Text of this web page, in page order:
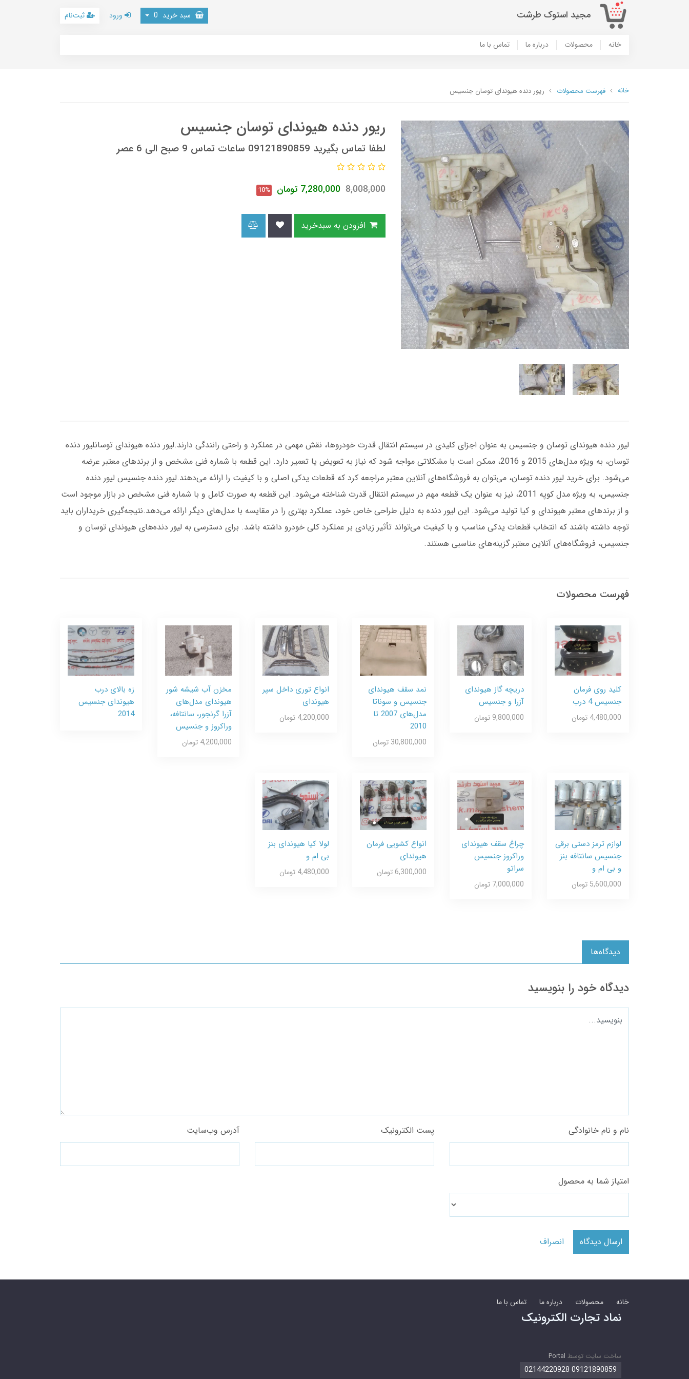
مجید استوک طرشت سبد خرید 0 ورود ثبت‌نام
خانه محصولات درباره ما تماس با ما
خانه فهرست محصولات ریور دنده هیوندای توسان جنسیس
ریور دنده هیوندای توسان جنسیس
لطفا تماس بگیرید 09121890859 ساعات تماس 9 صبح الی 6 عصر
8,008,000
7,280,000 تومان 10%
لیور دنده هیوندای توسان و جنسیس به عنوان اجزای کلیدی در سیستم انتقال قدرت خودروها، نقش مهمی در عملکرد و راحتی رانندگی دارند.لیور دنده هیوندای توسانلیور دنده
توسان، به ویژه مدل‌های 2015 و 2016، ممکن است با مشکلاتی مواجه شود که نیاز به تعویض یا تعمیر دارد. این قطعه با شماره فنی مشخص و از برندهای معتبر عرضه
می‌شود. برای خرید لیور دنده توسان، می‌توان به فروشگاه‌های آنلاین معتبر مراجعه کرد که قطعات یدکی اصلی و با کیفیت را ارائه می‌دهند.لیور دنده جنسیس لیور دنده
جنسیس، به ویژه مدل کوپه 2011، نیز به عنوان یک قطعه مهم در سیستم انتقال قدرت شناخته می‌شود. این قطعه به صورت کامل و با شماره فنی مشخص در بازار موجود است
و از برندهای معتبر هیوندای و کیا تولید می‌شود. این لیور دنده به دلیل طراحی خاص خود، عملکرد بهتری را در مقایسه با مدل‌های دیگر ارائه می‌دهد.نتیجه‌گیری خریداران باید
توجه داشته باشند که انتخاب قطعات یدکی مناسب و با کیفیت می‌تواند تأثیر زیادی بر عملکرد کلی خودرو داشته باشد. برای دسترسی به لیور دنده‌های هیوندای توسان و
جنسیس، فروشگاه‌های آنلاین معتبر گزینه‌های مناسبی هستند.
فهرست محصولات
کلید روی فرمان
جنسیس 4 درب
4,480,000 تومان
دریچه گاز هیوندای
آزرا و جنسیس
9,800,000 تومان
نمد سقف هیوندای
جنسیس و سوناتا
مدل‌های 2007 تا
2010
30,800,000 تومان
انواع توری داخل سپر
هیوندای
4,200,000 تومان
مخزن آب شیشه شور
هیوندای مدل‌های
آزرا گرنجور، سانتافه،
وراکروز و جنسیس
4,200,000 تومان
زه بالای درب
هیوندای جنسیس
2014
لوازم ترمز دستی برقی
جنسیس سانتافه بنز
و بی ام و
5,600,000 تومان
چراغ سقف هیوندای
وراکروز جنسیس
سراتو
7,000,000 تومان
انواع کشویی فرمان
هیوندای
6,300,000 تومان
لولا کیا هیوندای بنز
بی ام و
4,480,000 تومان
دیدگاه‌ها
دیدگاه خود را بنویسید
نام و نام خانوادگی پست الکترونیک آدرس وب‌سایت
امتیاز شما به محصول
ارسال دیدگاه انصراف
خانه محصولات درباره ما تماس با ما
نماد تجارت الکترونیک
ساخت سایت توسط Portal
09121890859 02144220928